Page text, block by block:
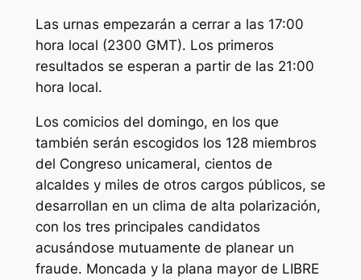
Las urnas empezarán a cerrar a las 17:00
hora local (2300 GMT). Los primeros
resultados se esperan a partir de las 21:00
hora local.
Los comicios del domingo, en los que
también serán escogidos los 128 miembros
del Congreso unicameral, cientos de
alcaldes y miles de otros cargos públicos, se
desarrollan en un clima de alta polarización,
con los tres principales candidatos
acusándose mutuamente de planear un
fraude. Moncada y la plana mayor de LIBRE